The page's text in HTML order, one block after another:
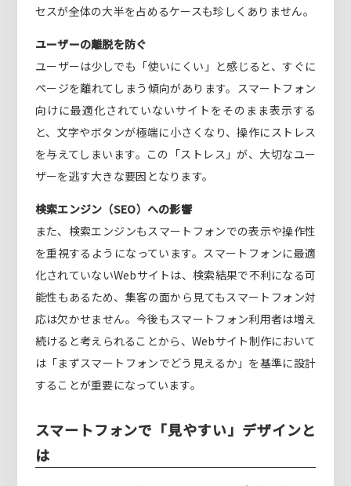
セスが全体の大半を占めるケースも珍しくありません。
ユーザーの離脱を防ぐ
ユーザーは少しでも「使いにくい」と感じると、すぐに
ページを離れてしまう傾向があります。スマートフォン
向けに最適化されていないサイトをそのまま表示する
と、文字やボタンが極端に小さくなり、操作にストレス
を与えてしまいます。この「ストレス」が、大切なユー
ザーを逃す大きな要因となります。
検索エンジン（SEO）への影響
また、検索エンジンもスマートフォンでの表示や操作性
を重視するようになっています。スマートフォンに最適
化されていないWebサイトは、検索結果で不利になる可
能性もあるため、集客の面から見てもスマートフォン対
応は欠かせません。今後もスマートフォン利用者は増え
続けると考えられることから、Webサイト制作において
は「まずスマートフォンでどう見えるか」を基準に設計
することが重要になっています。
スマートフォンで「見やすい」デザインと
は